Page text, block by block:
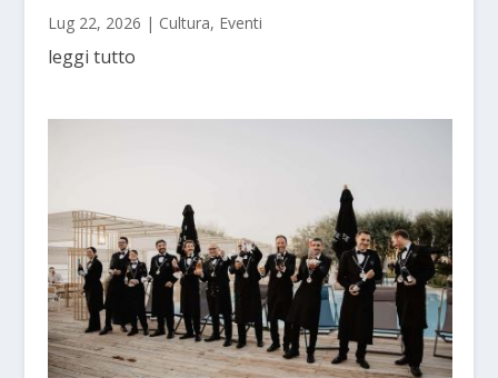
Lug 22, 2026 | Cultura, Eventi
leggi tutto